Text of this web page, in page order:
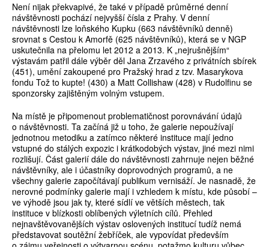
Není nijak překvapivé, že také v případě průměrné denní
návštěvnosti pochází nejvyšší čísla z Prahy. V denní
návštěvnosti lze loňského Kupku (663 návštěvníků denně)
srovnat s Cestou k Amorfě (625 návštěvníků), která se v NGP
uskutečnila na přelomu let 2012 a 2013. K „nejrušnějším“
výstavám patřil dále výběr děl Jana Zrzavého z privátních sbírek
(451), umění zakoupené pro Pražský hrad z tzv. Masarykova
fondu Tož to kupte! (430) a Matt Collishaw (428) v Rudolfinu se
sponzorsky zajištěným volným vstupem.
Na místě je připomenout problematičnost porovnávání údajů
o návštěvnosti. Ta začíná již u toho, že galerie nepoužívají
jednotnou metodiku a zatímco některé instituce mají jedno
vstupné do stálých expozic i krátkodobých výstav, jiné mezi nimi
rozlišují. Část galerií dále do návštěvnosti zahrnuje nejen běžné
návštěvníky, ale i účastníky doprovodných programů, a ne
všechny galerie započítávají publikum vernisáží. Je nasnadě, že
nerovné podmínky galerie mají i vzhledem k místu, kde působí –
ve výhodě jsou jak ty, které sídlí ve větších městech, tak
instituce v blízkosti oblíbených výletních cílů. Přehled
nejnavštěvovanějších výstav oslovených institucí tudíž nemá
představovat soutěžní žebříček, ale vypovídat především